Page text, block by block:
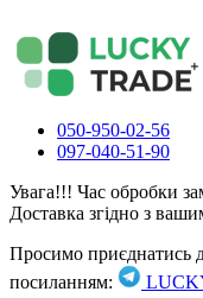
050-950-02-56
097-040-51-90
Увага!!! Час обробки
Доставка згідно з
Просимо приєднатись
посиланням: